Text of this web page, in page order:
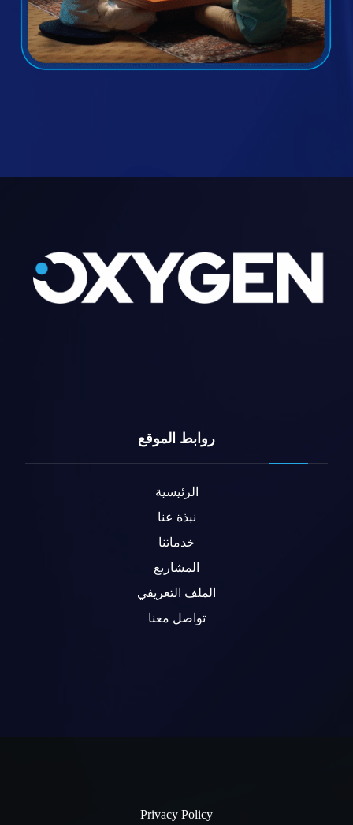
روابط الموقع
الرئيسية
نبذة عنا
خدماتنا
المشاريع
الملف التعريفي
تواصل معنا
Privacy Policy